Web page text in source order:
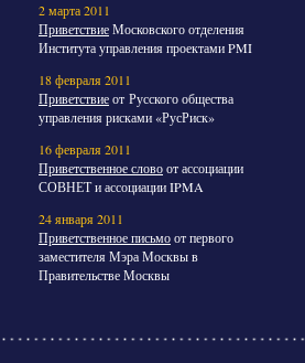
2 марта 2011
ПриветствиеМосковского отделения
Института управления проектами PMI
18 февраля 2011
Приветствиеот Русского общества
управления рисками «РусРиск»
16 февраля 2011
Приветственное словоот ассоциации
СОВНЕТ и ассоциации IPMA
24 января 2011
Приветственное письмоот первого
заместителя Мэра Москвы в
Правительстве Москвы